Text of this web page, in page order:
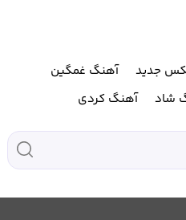
جدید
آهنگ غمگین
شاد آهنگ کردی